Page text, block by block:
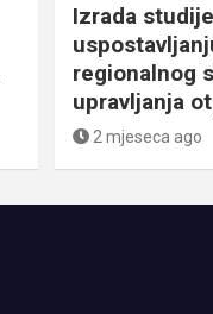
Izrada
regionalnog
upravljanja
2 mjeseca ago